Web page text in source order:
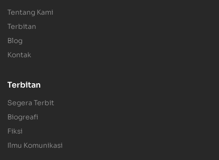
Tentang Kami
Terbitan
Blog
Kontak
Terbitan
Segera Terbit
Biogreafi
Fiksi
Ilmu Komunikasi